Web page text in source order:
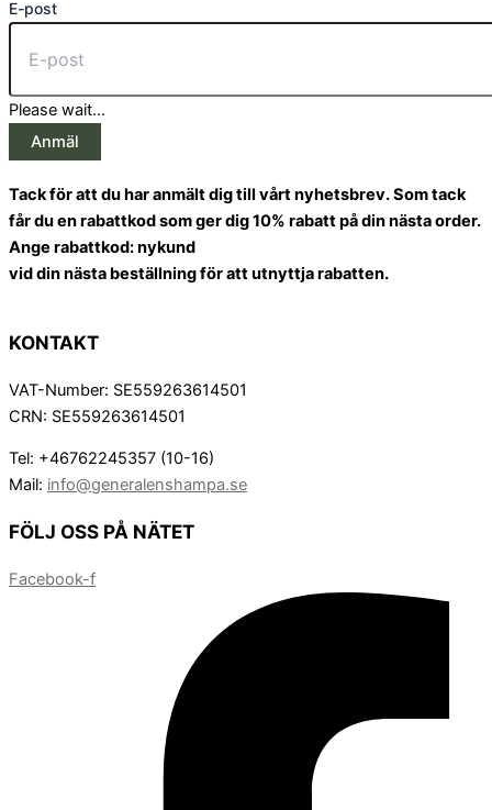
E-post
Please wait...
Anmäl
Tack för att du har anmält dig till vårt nyhetsbrev. Som tack
får du en rabattkod som ger dig 10% rabatt på din nästa order.
Ange rabattkod: nykund
vid din nästa beställning för att utnyttja rabatten.
KONTAKT
VAT-Number: SE559263614501
CRN: SE559263614501
Tel: +46762245357 (10-16)
Mail: info@generalenshampa.se
FÖLJ OSS PÅ NÄTET
Facebook-f